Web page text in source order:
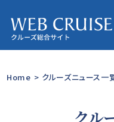
Home > クルーズニュース一
クル